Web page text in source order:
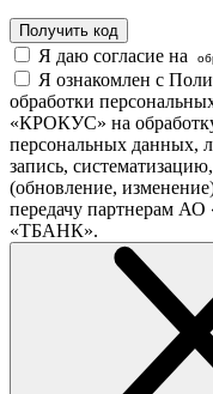
Получить код
Я даю согласие на
Я ознакомлен с
обработки
«КРОКУС» на
персональных данных,
запись,
(обновление,
передачу партнерам
«ТБАНК».